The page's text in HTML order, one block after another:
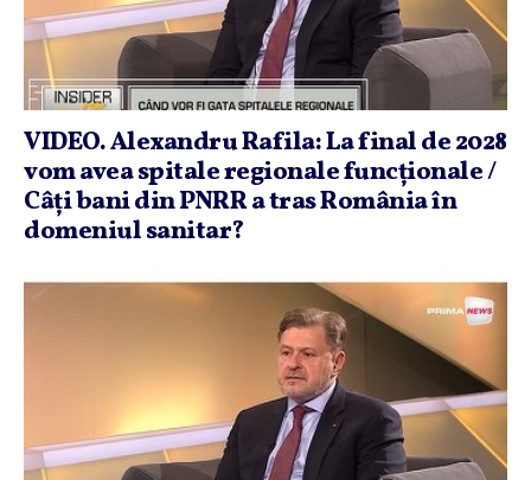
VIDEO. Alexandru Rafila: La final de 2028
vom avea spitale regionale funcţionale /
Câţi bani din PNRR a tras România în
domeniul sanitar?